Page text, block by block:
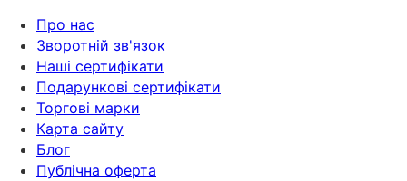
Про нас
Зворотній зв'язок
Наші сертифікати
Подарункові сертифікати
Торгові марки
Карта сайту
Блог
Публічна оферта